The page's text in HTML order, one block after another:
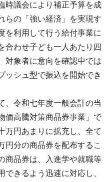
時議会により補正予算を成
らの「強い経済」を実現す
を利用して行う給付事業に
合わせ子ども一人あたり四
対象者に意向を確認中では
ッシュ型で振込を開始でき
令和七年度一般会計の当
価高騰対策商品券事業」で
万円あまりに拡充し、全て
円分の商品券を配布するこ
商品券は、入進学や就職等
きるよう迅速に対応し、